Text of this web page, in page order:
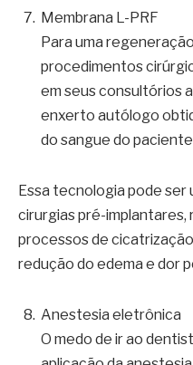
Membrana L-PRF
Para uma
procedimentos
em seus consultórios
enxerto autólogo
do sangue do
Essa tecnologia pode ser
cirurgias pré-
processos de
redução do edema e dor
Anestesia eletrônica
O medo de ir ao